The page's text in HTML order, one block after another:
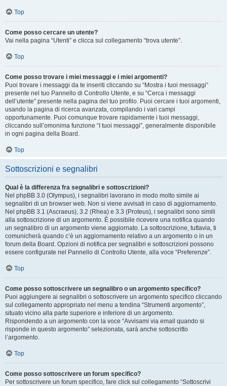
Top
Come posso cercare un utente?
Vai nella pagina “Utenti” e clicca sul collegamento “trova utente”.
Top
Come posso trovare i miei messaggi e i miei argomenti?
Puoi trovare i messaggi da te inseriti cliccando su “Mostra i tuoi messaggi”
presente nel tuo Pannello di Controllo Utente, e su “Cerca i messaggi
dell’utente” presente nella pagina del tuo profilo. Puoi cercare i tuoi argomenti,
usando la pagina di ricerca avanzata, compilando i vari campi
opportunamente. Puoi comunque trovare rapidamente i tuoi messaggi,
cliccando sull’omonima funzione “I tuoi messaggi”, generalmente disponibile
in ogni pagina della Board.
Top
Sottoscrizioni e segnalibri
Qual è la differenza fra segnalibri e sottoscrizioni?
Nel phpBB 3.0 (Olympus), i segnalibri lavorano in modo molto simile ai
segnalibri di un browser web. Non si viene avvisati in caso di aggiornamento.
Nel phpBB 3.1 (Ascraeus), 3.2 (Rhea) e 3.3 (Proteus), i segnalibri sono simili
alla sottoscrizione di un argomento. È possibile ricevere una notifica quando
un segnalibro di un argomento viene aggiornato. La sottoscrizione, tuttavia, ti
comunicherà quando c’è un aggiornamento relativo a un argomento o in un
forum della Board. Opzioni di notifica per segnalibri e sottoscrizioni possono
essere configurate nel Pannello di Controllo Utente, alla voce “Preferenze”.
Top
Come posso sottoscrivere un segnalibro o un argomento specifico?
Puoi aggiungere ai segnalibri o sottoscrivere un argomento specifico cliccando
sul collegamento appropriato nel menu a tendina “Strumenti argomento”,
situato vicino alla parte superiore e inferiore di un argomento.
Rispondendo a un argomento con la voce “Avvisami via email quando si
risponde in questo argomento” selezionata, sarà anche sottoscritto
l’argomento.
Top
Come posso sottoscrivere un forum specifico?
Per sottoscrivere un forum specifico, fare click sul collegamento “Sottoscrivi